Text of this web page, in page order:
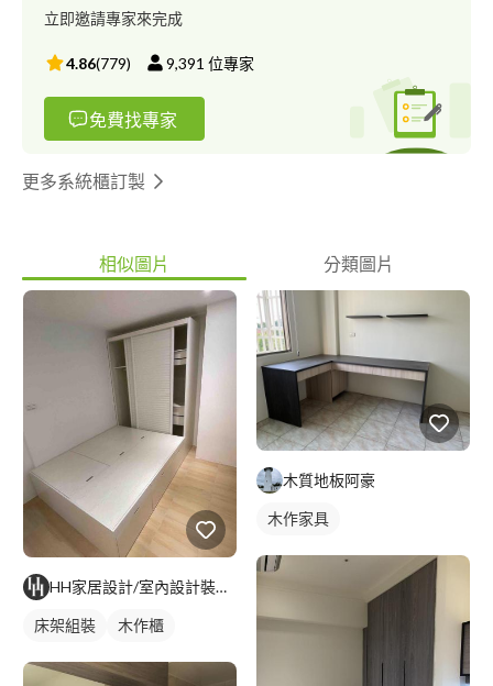
立即邀請專家來完成
4.86(779) 9,391 位專家
免費找專家
更多系統櫃訂製
相似圖片 分類圖片
HH家居設計/室內設計裝修/代客組裝
床架組裝 木作櫃
木質地板阿豪
木作家具